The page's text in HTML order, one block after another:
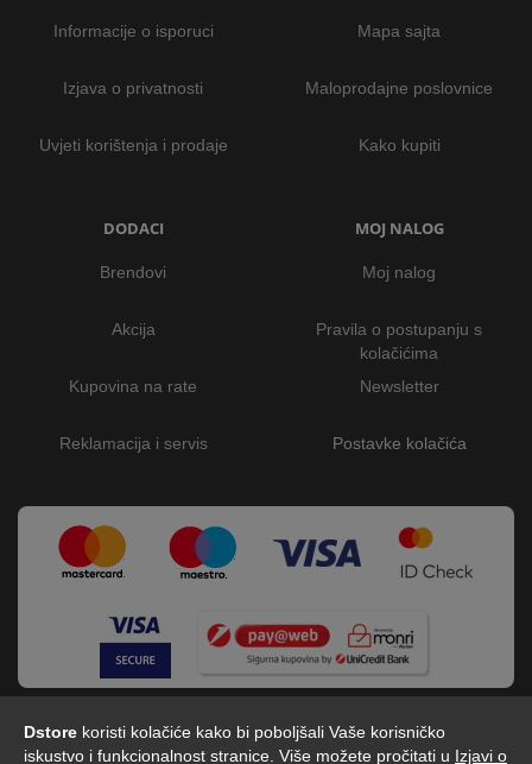
Dstore koristi kolačiće kako bi poboljšali Vaše korisničko
iskustvo i funkcionalnost stranice. Više možete pročitati u Izjavi o
Informacije o isporuci
Izjava o privatnosti
Uvjeti korištenja i prodaje
Mapa sajta
Maloprodajne poslovnice
Kako kupiti
DODACI
Brendovi
Akcija
Kupovina na rate
Reklamacija i servis
MOJ NALOG
Moj nalog
Pravila o postupanju s
kolačićima
Newsletter
Postavke kolačića